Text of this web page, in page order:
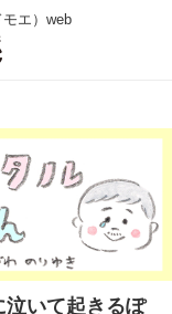
エ）web
いて起きるぽ